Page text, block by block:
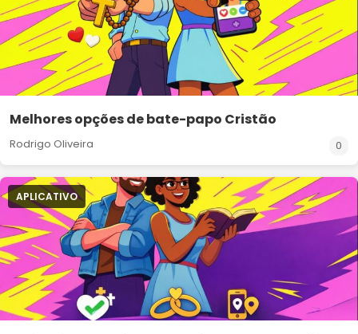
Melhores opções de bate-papo Cristão
Rodrigo Oliveira 0
APLICATIVO